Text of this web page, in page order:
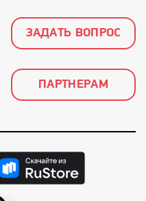
ЗАДАТЬ ВОПРОС
ПАРТНЕРАМ